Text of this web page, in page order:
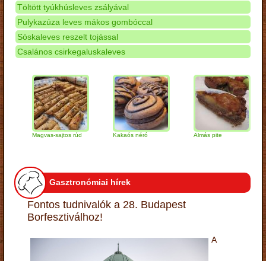
Töltött tyúkhúsleves zsályával
Pulykazúza leves mákos gombóccal
Sóskaleves reszelt tojással
Csalános csirkegaluskaleves
Magvas-sajtos rúd Kakaós néró Almás pite
Gasztronómiai hírek
Fontos tudnivalók a 28. Budapest
Borfesztiválhoz!
A